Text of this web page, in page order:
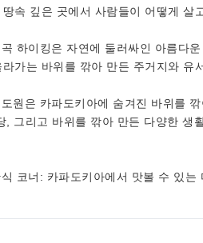
속 깊은 곳에서 사람들이 어떻게 살
하이킹은 자연에 둘러싸인 아름다
가는 바위를 깎아 만든 주거지와 유
원은 카파도키아에 숨겨진 바위를
, 그리고 바위를 깎아 만든 다양한 생
코너: 카파도키아에서 맛볼 수 있는